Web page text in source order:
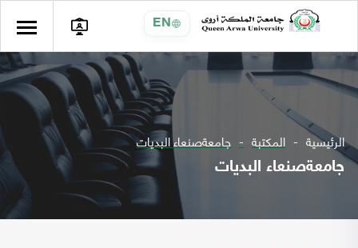
EN
الرئيسية المكتبة جامعةصنعاء البديات
جامعةصنعاء البديات